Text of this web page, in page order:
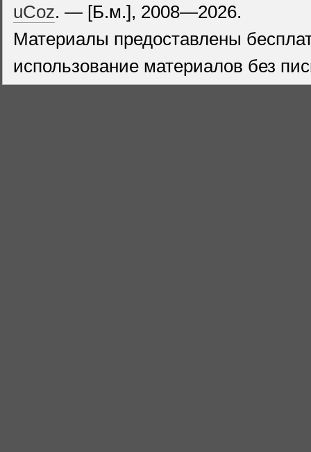
uCoz. — [Б.м.], 2008—2026.
Материалы предоставлены
использование материалов без